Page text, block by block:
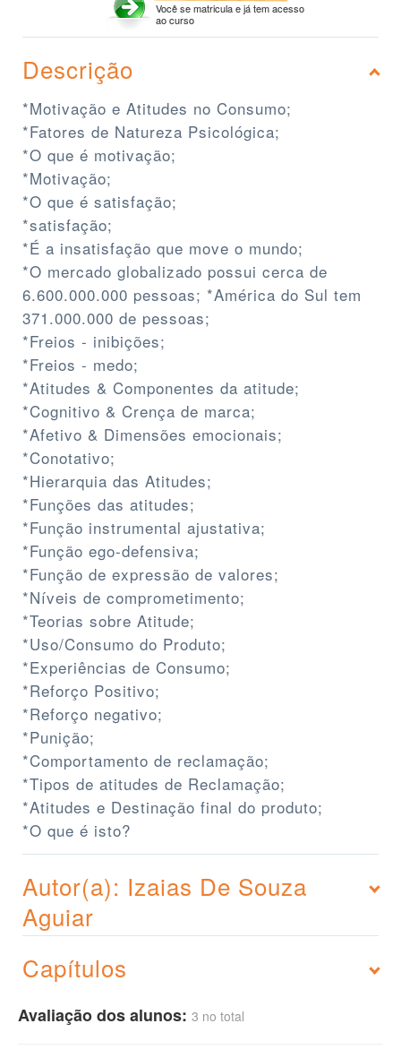
Você se matricula e já tem acesso
ao curso
Descrição
*Motivação e Atitudes no Consumo;
*Fatores de Natureza Psicológica;
*O que é motivação;
*Motivação;
*O que é satisfação;
*satisfação;
*É a insatisfação que move o mundo;
*O mercado globalizado possui cerca de
6.600.000.000 pessoas; *América do Sul tem
371.000.000 de pessoas;
*Freios - inibições;
*Freios - medo;
*Atitudes & Componentes da atitude;
*Cognitivo & Crença de marca;
*Afetivo & Dimensões emocionais;
*Conotativo;
*Hierarquia das Atitudes;
*Funções das atitudes;
*Função instrumental ajustativa;
*Função ego-defensiva;
*Função de expressão de valores;
*Níveis de comprometimento;
*Teorias sobre Atitude;
*Uso/Consumo do Produto;
*Experiências de Consumo;
*Reforço Positivo;
*Reforço negativo;
*Punição;
*Comportamento de reclamação;
*Tipos de atitudes de Reclamação;
*Atitudes e Destinação final do produto;
*O que é isto?
Autor(a): Izaias De Souza
Aguiar
Capítulos
Avaliação dos alunos: 3 no total